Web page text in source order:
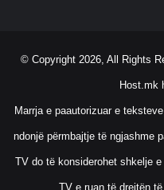
© Copyright 2026, All Rights
Host.mk
Marrja e paautorizuar e
ndonjë përmbajtje të ngjashme
TV do të konsiderohet shkelje
TV e ruan të drejtën